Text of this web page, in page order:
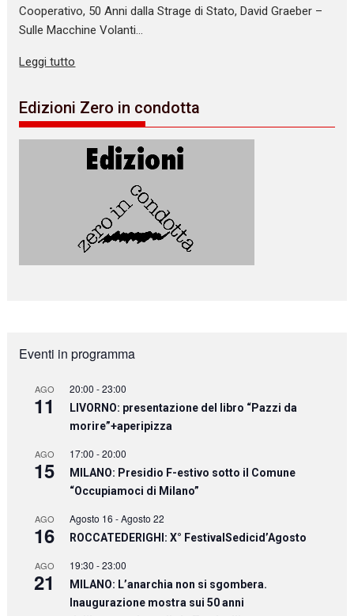
Cooperativo, 50 Anni dalla Strage di Stato, David Graeber –
Sulle Macchine Volanti…
Leggi tutto
Edizioni Zero in condotta
Eventi in programma
AGO
11
20:00 -23:00
LIVORNO: presentazione del libro “Pazzi da
morire”+aperipizza
AGO
15
17:00 -20:00
MILANO: Presidio F-estivo sotto il Comune
“Occupiamoci di Milano”
AGO
16
Agosto 16 -Agosto 22
ROCCATEDERIGHI: X° FestivalSedicid’Agosto
AGO
21
19:30 -23:00
MILANO: L’anarchia non si sgombera.
Inaugurazione mostra sui 50 anni